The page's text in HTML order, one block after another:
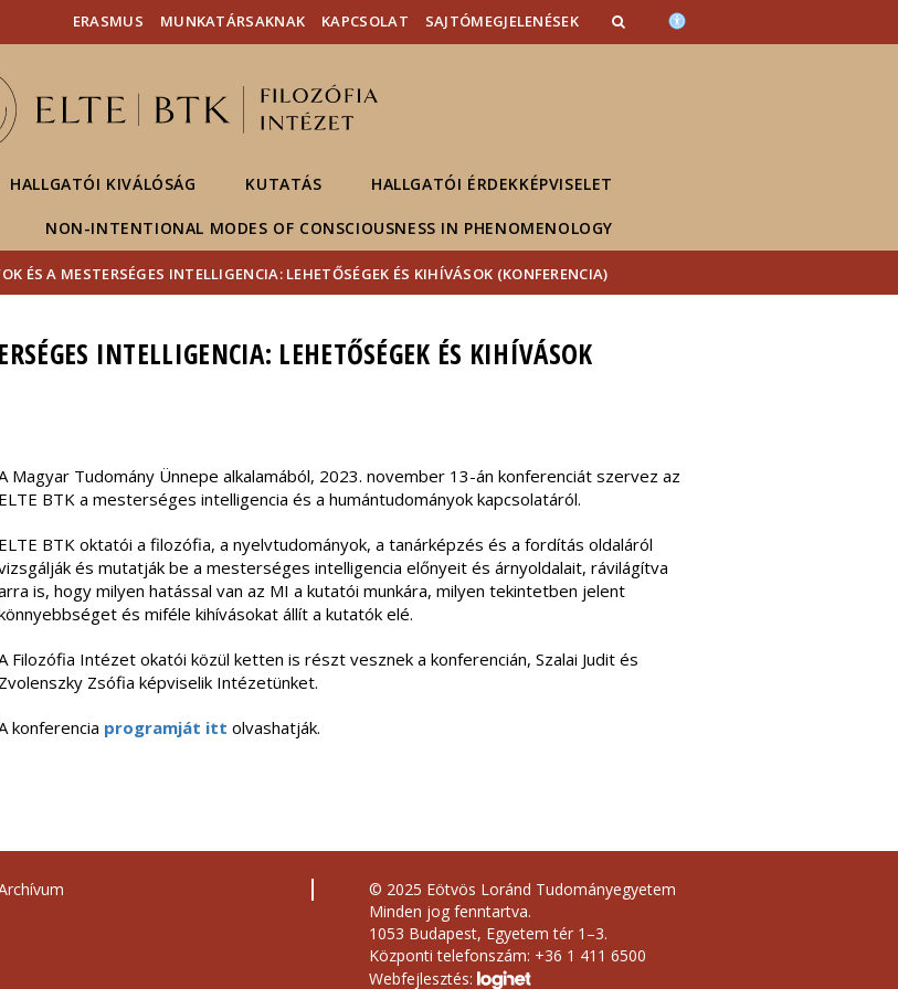
Hírek
Események
ELTE a
ERASMUS MUNKATÁRSAKNAK KAPCSOLAT SAJTÓMEGJELENÉSEK
HALLGATÓI KIVÁLÓSÁG KUTATÁS HALLGATÓI ÉRDEKKÉPVISELET
NON-INTENTIONAL MODES OF CONSCIOUSNESS IN PHENOMENOLOGY
ÉS A MESTERSÉGES INTELLIGENCIA: LEHETŐSÉGEK ÉS KIHÍVÁSOK (KONFERENCIA)
INTELLIGENCIA: LEHETŐSÉGEK ÉS KIHÍVÁSOK
Magyar Tudomány Ünnepe alkalamából, 2023. november 13-án konferenciát szervez az
ELTE BTK a mesterséges intelligencia és a humántudományok kapcsolatáról.
ELTE BTK oktatói a filozófia, a nyelvtudományok, a tanárképzés és a fordítás oldaláról
és mutatják be a mesterséges intelligencia előnyeit és árnyoldalait, rávilágítva
is, hogy milyen hatással van az MI a kutatói munkára, milyen tekintetben jelent
és miféle kihívásokat állít a kutatók elé.
Filozófia Intézet okatói közül ketten is részt vesznek a konferencián, Szalai Judit és
Zvolenszky Zsófia képviselik Intézetünket.
konferencia programját itt olvashatják.
© 2025 Eötvös Loránd Tudományegyetem
Minden jog fenntartva.
1053 Budapest, Egyetem tér 1–3.
Központi telefonszám: +36 1 411 6500
Webfejlesztés: